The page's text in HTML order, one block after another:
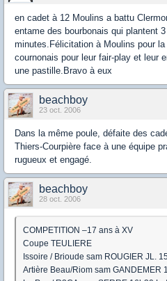
en cadet à 12 Moulins a battu
entame des bourbonais qui plantent
minutes.Félicitation à Moulins pour
cournonais pour leur fair-play et leur
une pastille.Bravo à eux
beachboy
23 oct. 2006
Dans la même poule, défaite des
Thiers-Courpière face à une équipe
rugueux et engagé.
beachboy
28 oct. 2006
COMPETITION –17 ans à XV
Coupe TEULIERE
Issoire / Brioude sam ROUGIER JL.
Artière Beau/Riom sam GANDEMER